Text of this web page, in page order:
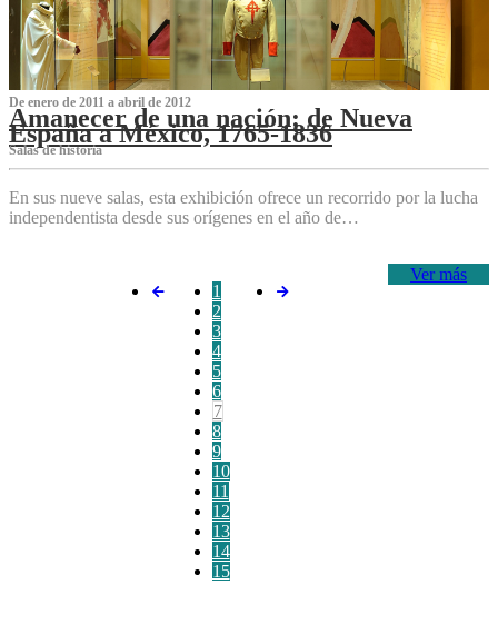
De enero de 2011 a abril de 2012
Amanecer de una nación: de Nueva
España a México, 1765-1836
Salas de historia
En sus nueve salas, esta exhibición ofrece un recorrido por la lucha
independentista desde sus orígenes en el año de…
Ver más
1
2
3
4
5
6
7
8
9
10
11
12
13
14
15